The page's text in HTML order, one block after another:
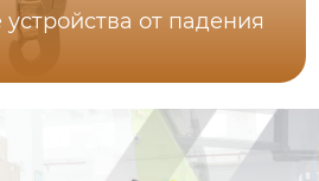
от падения